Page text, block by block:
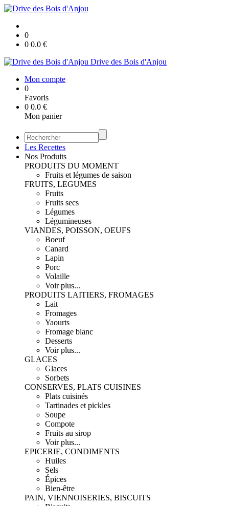
0
0 0.0 €
Drive des Bois d'Anjou
Mon compte
0
Favoris
0 0.0 €
Mon panier
Les Recettes
Nos Produits
PRODUITS DU MOMENT
Fruits et légumes de saison
FRUITS, LEGUMES
Fruits
Fruits secs
Légumes
Légumineuses
VIANDES, POISSON, OEUFS
Boeuf
Canard
Lapin
Porc
Volaille
Voir plus...
PRODUITS LAITIERS, FROMAGES
Lait
Fromages
Yaourts
Fromage blanc
Desserts
Voir plus...
GLACES
Glaces
Sorbets
CONSERVES, PLATS CUISINES
Plats cuisinés
Tartinades et pickles
Soupe
Compote
Fruits au sirop
Voir plus...
EPICERIE, CONDIMENTS
Huiles
Sels
Épices
Bien-être
PAIN, VIENNOISERIES, BISCUITS